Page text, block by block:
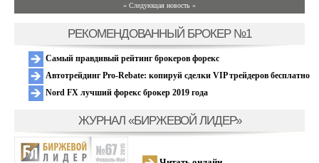
» Следующая новость »
РЕКОМЕНДОВАННЫЙ БРОКЕР №1
Самый правдивый рейтинг брокеров форекс
Автотрейдинг Pro-Rebate: копируй сделки VIP трейдеров бесплатно
Nord FX лучший форекс брокер 2019 года
ЖУРНАЛ «БИРЖЕВОЙ ЛИДЕР»